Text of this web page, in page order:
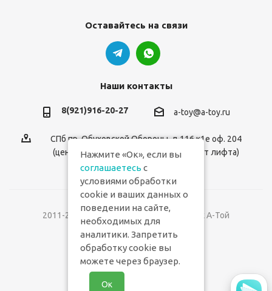
Оставайтесь на связи
Наши контакты
8(921)916-20-27 a-toy@a-toy.ru
СПб пр. Обуховской Обороны, д.116 к1е оф. 204
(центральный вход 2-й этаж справа от лифта)
2011-2026 © Интернет-магазин игрушек А-Той
Версия для печати
Нажмите «Ок», если вы
соглашаетесь с
условиями обработки
cookie и ваших данных о
поведении на сайте,
необходимых для
аналитики. Запретить
обработку cookie вы
можете через браузер.
Ок